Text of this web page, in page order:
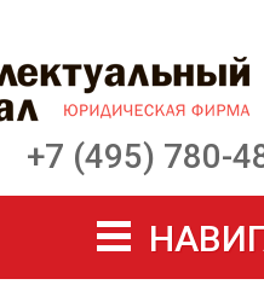
+7 (495) 780-